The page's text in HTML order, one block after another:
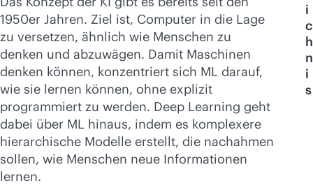
Jetzt kaufen
1950er Jahren. Ziel ist, Computer in die Lage
zu versetzen, ähnlich wie Menschen zu
denken und abzuwägen. Damit Maschinen
denken können, konzentriert sich ML darauf,
wie sie lernen können, ohne explizit
programmiert zu werden. Deep Learning geht
dabei über ML hinaus, indem es komplexere
hierarchische Modelle erstellt, die nachahmen
sollen, wie Menschen neue Informationen
lernen.
i
c
h
n
i
s